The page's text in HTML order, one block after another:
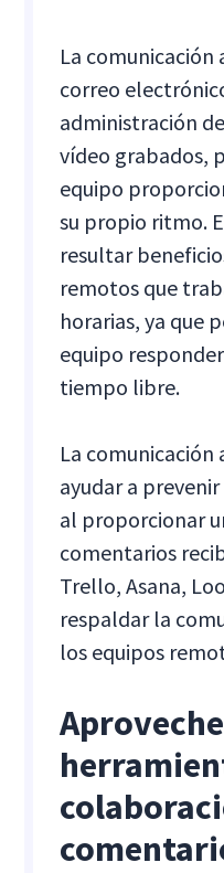
La comunicación
correo
administración
vídeo grabados,
equipo
su propio ritmo.
resultar
remotos que
horarias, ya que
equipo
tiempo libre.
La
ayudar a
al proporcionar
comentarios
Trello, Asana,
respaldar la
los equipos